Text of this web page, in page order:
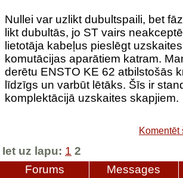
Nullei var uzlikt dubultspaili, bet
likt dubultās, jo ST vairs
lietotāja kabeļus pieslēgt
komutācijas aparātiem katram.
derētu ENSTO KE 62 atbilstošās
līdzīgs un varbūt lētāks. Šīs ir
komplektācijā uzskaites skapjiem.
Komentēt
Iet uz lapu: 1 2
Forums
Messages